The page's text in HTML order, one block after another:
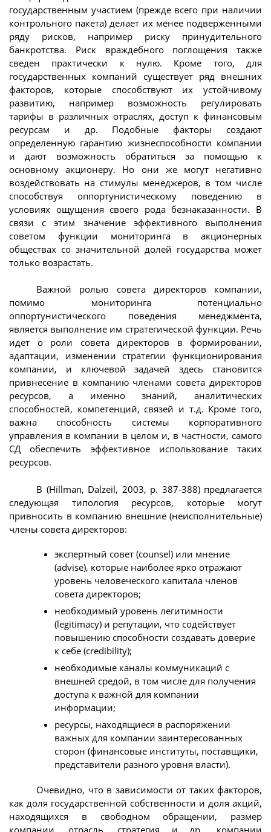
государственным участием (прежде всего при наличии
контрольного пакета) делает их менее подверженными
ряду рисков, например риску принудительного
банкротства. Риск враждебного поглощения также
сведен практически к нулю. Кроме того, для
государственных компаний существует ряд внешних
факторов, которые способствуют их устойчивому
развитию, например возможность регулировать
тарифы в различных отраслях, доступ к финансовым
ресурсам и др. Подобные факторы создают
определенную гарантию жизнеспособности компании
и дают возможность обратиться за помощью к
основному акционеру. Но они же могут негативно
воздействовать на стимулы менеджеров, в том числе
способствуя оппортунистическому поведению в
условиях ощущения своего рода безнаказанности. В
связи с этим значение эффективного выполнения
советом функции мониторинга в акционерных
обществах со значительной долей государства может
только возрастать.
Важной ролью совета директоров компании,
помимо мониторинга потенциально
оппортунистического поведения менеджмента,
является выполнение им стратегической функции. Речь
идет о роли совета директоров в формировании,
адаптации, изменении стратегии функционирования
компании, и ключевой задачей здесь становится
привнесение в компанию членами совета директоров
ресурсов, а именно знаний, аналитических
способностей, компетенций, связей и т.д. Кроме того,
важна способность системы корпоративного
управления в компании в целом и, в частности, самого
СД обеспечить эффективное использование таких
ресурсов.
В (Hillman, Dalzeil, 2003, p. 387-388) предлагается
следующая типология ресурсов, которые могут
привносить в компанию внешние (неисполнительные)
члены совета директоров:
экспертный совет (counsel) или мнение
(advise), которые наиболее ярко отражают
уровень человеческого капитала членов
совета директоров;
необходимый уровень легитимности
(legitimacy) и репутации, что содействует
повышению способности создавать доверие
к себе (credibility);
необходимые каналы коммуникаций с
внешней средой, в том числе для получения
доступа к важной для компании
информации;
ресурсы, находящиеся в распоряжении
важных для компании заинтересованных
сторон (финансовые институты, поставщики,
представители разного уровня власти).
Очевидно, что в зависимости от таких факторов,
как доля государственной собственности и доля акций,
находящихся в свободном обращении, размер
компании, отрасль, стратегия и др., компании